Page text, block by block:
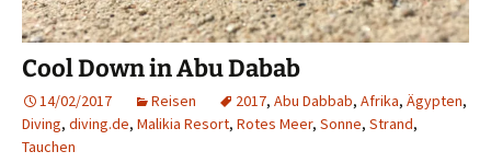
Cool Down in Abu Dabab
14/02/2017 Reisen 2017, Abu Dabbab, Afrika, Ägypten,
Diving, diving.de, Malikia Resort, Rotes Meer, Sonne, Strand,
Tauchen